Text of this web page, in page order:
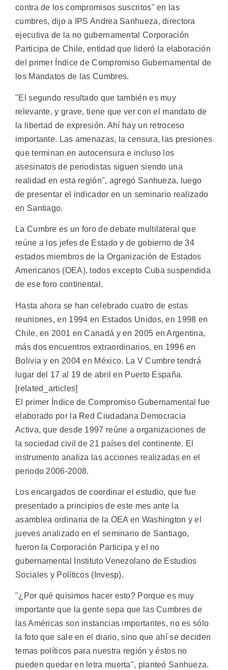
contra de los compromisos suscritos" en las
cumbres, dijo a IPS Andrea Sanhueza, directora
ejecutiva de la no gubernamental Corporación
Participa de Chile, entidad que lideró la elaboración
del primer Índice de Compromiso Gubernamental de
los Mandatos de las Cumbres.
"El segundo resultado que también es muy
relevante, y grave, tiene que ver con el mandato de
la libertad de expresión. Ahí hay un retroceso
importante. Las amenazas, la censura, las presiones
que terminan en autocensura e incluso los
asesinatos de periodistas siguen siendo una
realidad en esta región", agregó Sanhueza, luego
de presentar el indicador en un seminario realizado
en Santiago.
La Cumbre es un foro de debate multilateral que
reúne a los jefes de Estado y de gobierno de 34
estados miembros de la Organización de Estados
Americanos (OEA), todos excepto Cuba suspendida
de ese foro continental.
Hasta ahora se han celebrado cuatro de estas
reuniones, en 1994 en Estados Unidos, en 1998 en
Chile, en 2001 en Canadá y en 2005 en Argentina,
más dos encuentros extraordinarios, en 1996 en
Bolivia y en 2004 en México. La V Cumbre tendrá
lugar del 17 al 19 de abril en Puerto España.
[related_articles]
El primer Índice de Compromiso Gubernamental fue
elaborado por la Red Ciudadana Democracia
Activa, que desde 1997 reúne a organizaciones de
la sociedad civil de 21 países del continente. El
instrumento analiza las acciones realizadas en el
periodo 2006-2008.
Los encargados de coordinar el estudio, que fue
presentado a principios de este mes ante la
asamblea ordinaria de la OEA en Washington y el
jueves analizado en el seminario de Santiago,
fueron la Corporación Participa y el no
gubernamental Instituto Venezolano de Estudios
Sociales y Políticos (Invesp).
"¿Por qué quisimos hacer esto? Porque es muy
importante que la gente sepa que las Cumbres de
las Américas son instancias importantes, no es sólo
la foto que sale en el diario, sino que ahí se deciden
temas políticos para nuestra región y éstos no
pueden quedar en letra muerta", planteó Sanhueza.